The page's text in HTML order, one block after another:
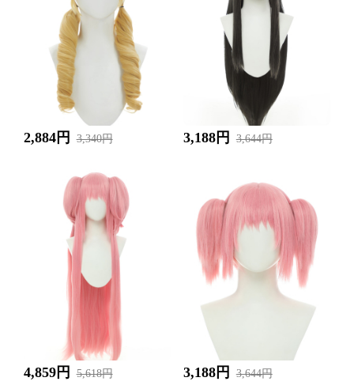
2,884円 3,340円 3,188円 3,644円
4,859円 5,618円 3,188円 3,644円